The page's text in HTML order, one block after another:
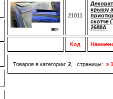
21011
крышу
скотче
2688A
Код
Товаров в категории: 2 , страницы: »